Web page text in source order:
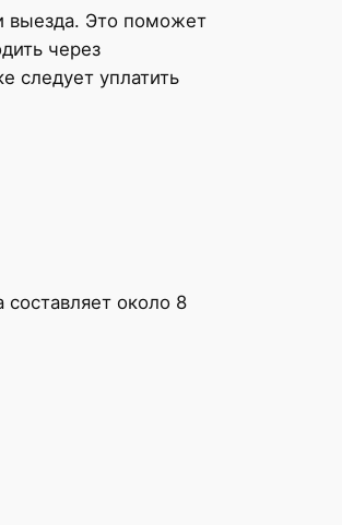
выезда. Это поможет
через
следует уплатить
составляет около 8